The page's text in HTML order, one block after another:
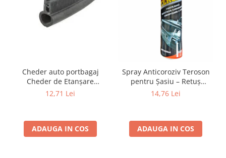
Cheder auto portbagaj
Cheder de Etanșare
Profesional din Cauciuc -
Aplicații Vânzare la Metru
Liniar
12,71 Lei
ADAUGA IN COS
Spray Anticoroziv Teroson
pentru Șasiu – Retuș
Defecte, Revopsibil Durabil
14,76 Lei
ADAUGA IN COS